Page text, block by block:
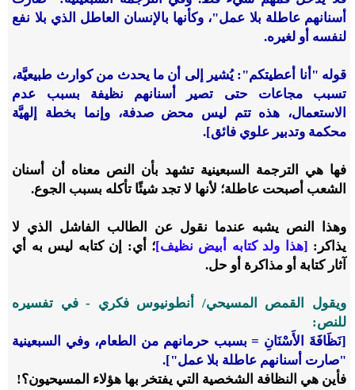
أسنانهم عاطلة بلا عمل"، وكأنها بالإنسان العاطل الذي بلا نفع
لنفسه أو لغيره.
قوله "أنا أعطيتكم": يُشير إلى أن ما يحدث من كوارث طبيعيَّة،
تسبب مجاعات حتى تصير أسنانهم نظيفة بسبب عدم
الاستعمال، هذه تتم ليس محض صدفة، وإنما بخطة إلهيَّة
محكمة وتدبير علوي فائق].
فها هي الترجمة السبعينية تشهد بأن النص معناه أن أسنان
الشعب أصبحت عاطلة؛ لأنها لا تجد شيئًا تأكله بسبب الجوع.
وهذا النص يشبه عندما نقول عن الطالب الفاشل الذي لا
يذاكر: [هذا ولد كتابه أبيض نظيف]؛ أي: إن كتابه ليس به أي
آثار كتابة أو مذاكرة أو حل.
ويقول القمص المسيحي/ أنطونيوس فكري - في تفسيره
للنص:
[نَظَافَةَ الأَسْنَانِ = بسبب حرمانهم من الطعام، وفي السبعينية
"صارت أسنانهم عاطلة بلا عمل"].
فأين هي النظافة الشخصية التي يفتخر بها هؤلاء المسيحيون؟!